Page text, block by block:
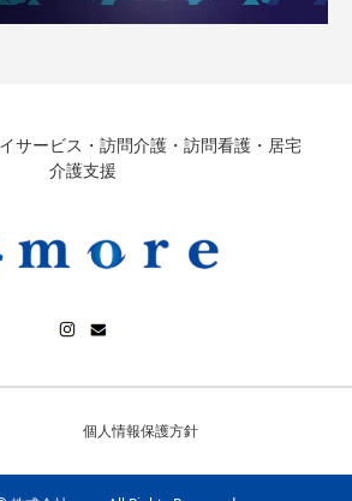
サービス・訪問介護・訪問看護・居宅
介護支援
個人情報保護方針